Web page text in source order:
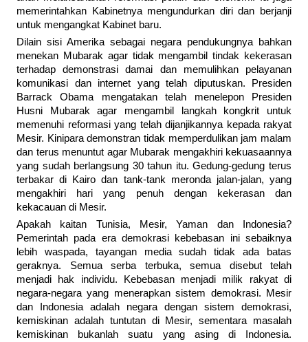
memerintahkan Kabinetnya mengundurkan diri dan berjanji
untuk mengangkat Kabinet baru.
Dilain sisi Amerika sebagai negara pendukungnya bahkan
menekan Mubarak agar tidak mengambil tindak kekerasan
terhadap demonstrasi damai dan memulihkan pelayanan
komunikasi dan internet yang telah diputuskan. Presiden
Barrack Obama mengatakan telah menelepon Presiden
Husni Mubarak agar mengambil langkah kongkrit untuk
memenuhi reformasi yang telah dijanjikannya kepada rakyat
Mesir. Kinipara demonstran tidak memperdulikan jam malam
dan terus menuntut agar Mubarak mengakhiri kekuasaannya
yang sudah berlangsung 30 tahun itu. Gedung-gedung terus
terbakar di Kairo dan tank-tank meronda jalan-jalan, yang
mengakhiri hari yang penuh dengan kekerasan dan
kekacauan di Mesir.
Apakah kaitan Tunisia, Mesir, Yaman dan Indonesia?
Pemerintah pada era demokrasi kebebasan ini sebaiknya
lebih waspada, tayangan media sudah tidak ada batas
geraknya. Semua serba terbuka, semua disebut telah
menjadi hak individu. Kebebasan menjadi milik rakyat di
negara-negara yang menerapkan sistem demokrasi. Mesir
dan Indonesia adalah negara dengan sistem demokrasi,
kemiskinan adalah tuntutan di Mesir, sementara masalah
kemiskinan bukanlah suatu yang asing di Indonesia.